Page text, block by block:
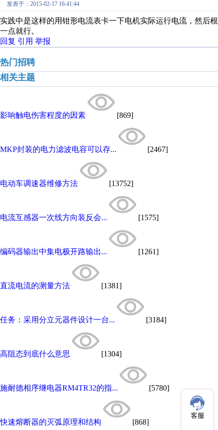
发表于：2015-02-17 16:41:44
实践中是这样的用钳形电流表卡一下电机实际运行电流，然后
一点就行。
回复 引用 举报
热门招聘
相关主题
影响触电伤害程度的因素 [869]
MKP封装的电力滤波电容可以存... [2467]
电动车调速器维修方法 [13752]
电流互感器一次线方向装反会... [1575]
编码器输出中集电极开路输出... [1261]
直流电流的测量方法 [1381]
任务：采用分立元器件设计一台... [3184]
高阻态到底什么意思 [1304]
施耐德相序继电器RM4TR32的指... [5780]
快速熔断器的灭弧原理和结构 [868]
客服